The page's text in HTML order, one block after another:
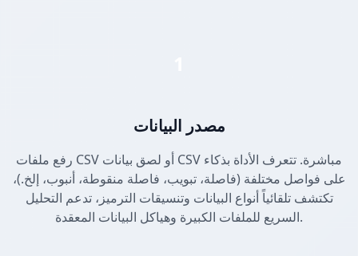
مصدر البيانات
رفع ملفات CSV أو لصق بيانات CSV مباشرة. تتعرف الأداة بذكاء
على فواصل مختلفة (فاصلة، تبويب، فاصلة منقوطة، أنبوب، إلخ.)،
تكتشف تلقائياً أنواع البيانات وتنسيقات الترميز، تدعم التحليل
السريع للملفات الكبيرة وهياكل البيانات المعقدة.